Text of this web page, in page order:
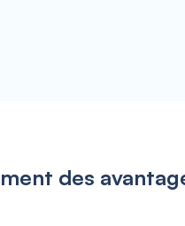
des